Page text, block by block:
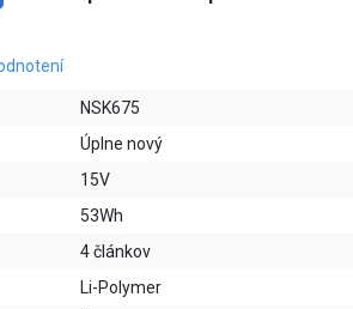
NSK675
Úplne nový
15V
53Wh
4 článkov
Li-Polymer